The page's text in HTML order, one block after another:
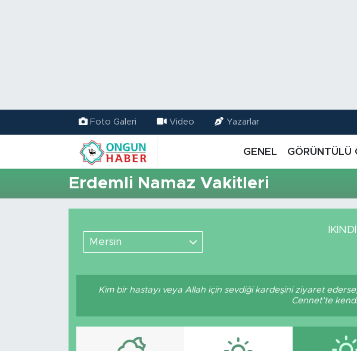
Foto Galeri Video Yazarlar
GENEL GÖRÜNTÜLÜ
Erdemli Namaz Vakitleri
Mersin
Kim bir hastayı veya Allah için sevdiği kardeşini ziyaret
Cennet’te
Trafik Durumu
TFF 2.Lig Kırmızı Grup Puan Durumu ve Fikstür
Tüm Manşetler